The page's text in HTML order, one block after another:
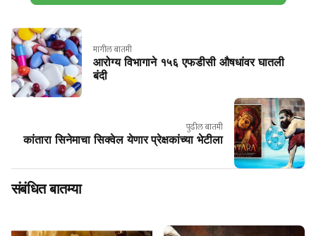
मागील बातमी
आरोग्य विभागाने १५६ एफडीसी औषधांवर घातली
बंदी
पुढील बातमी
कांतारा सिनेमाचा सिक्वेल येणार प्रेक्षकांच्या भेटीला
संबंधित बातम्या